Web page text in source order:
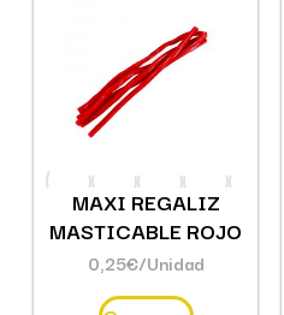
MAXI REGALIZ
MASTICABLE ROJO
0,25€/Unidad